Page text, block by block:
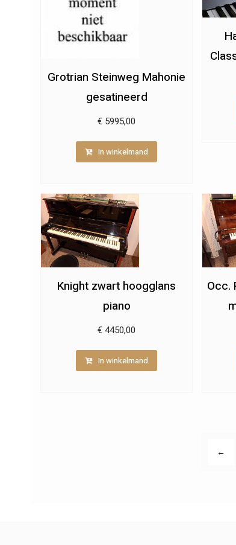
Grotrian Steinweg Mahonie
gesatineerd
€ 5995,00
In winkelmand
Knight zwart hoogglans
piano
€ 4450,00
In winkelmand
Occ.
←